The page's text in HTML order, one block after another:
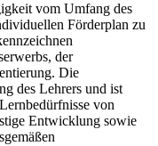
vom Umfang des
Förderplan zu
der
Die
des Lehrers und ist
von
Entwicklung sowie